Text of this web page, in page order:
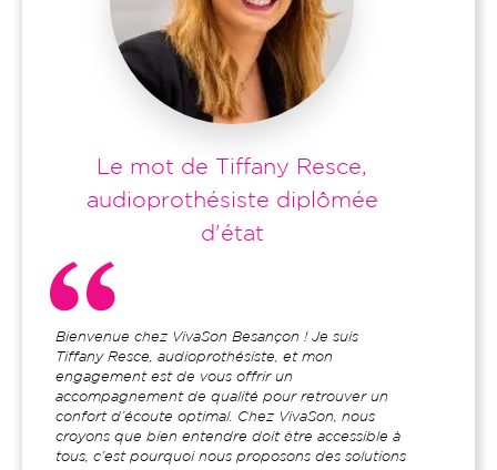
Le mot de Tiffany Resce,
audioprothésiste diplômée
d'état
Contenu
du
Bienvenue chez VivaSon Besançon ! Je suis
Tiffany Resce, audioprothésiste, et mon
engagement est de vous offrir un
accompagnement de qualité pour retrouver un
confort d’écoute optimal. Chez VivaSon, nous
croyons que bien entendre doit être accessible à
tous, c’est pourquoi nous proposons des solutions